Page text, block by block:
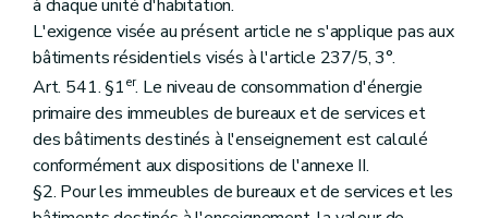
à chaque unité d'habitation.
L'exigence visée au présent article ne s'applique pas aux
bâtiments résidentiels visés à l'article 237/5, 3°.
Art. 541. §1er. Le niveau de consommation d'énergie
primaire des immeubles de bureaux et de services et
des bâtiments destinés à l'enseignement est calculé
conformément aux dispositions de l'annexe II.
§2. Pour les immeubles de bureaux et de services et les